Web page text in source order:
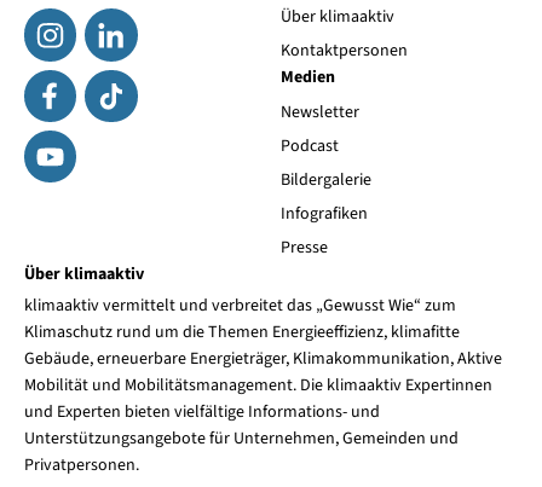
Über klimaaktiv
Kontaktpersonen
Medien
Newsletter
Podcast
Bildergalerie
Infografiken
Presse
Über klimaaktiv
klimaaktiv vermittelt und verbreitet das „Gewusst Wie“ zum
Klimaschutz rund um die Themen Energieeffizienz, klimafitte
Gebäude, erneuerbare Energieträger, Klimakommunikation, Aktive
Mobilität und Mobilitätsmanagement. Die klimaaktiv Expertinnen
und Experten bieten vielfältige Informations- und
Unterstützungsangebote für Unternehmen, Gemeinden und
Privatpersonen.